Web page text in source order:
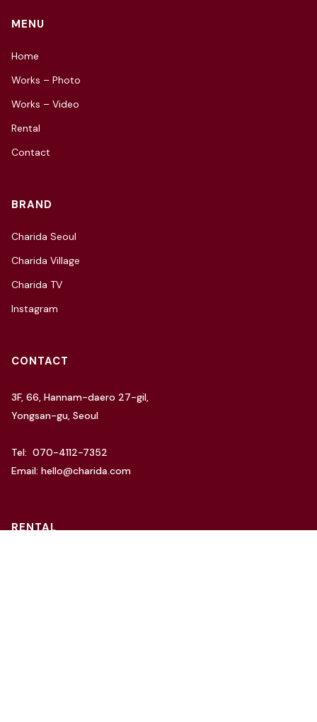
MENU
Home
Works – Photo
Works – Video
Rental
Contact
BRAND
Charida Seoul
Charida Village
Charida TV
Instagram
CONTACT
3F, 66, Hannam-daero 27-gil,
Yongsan-gu, Seoul
Tel: 070-4112-7352
Email: hello@charida.com
RENTAL